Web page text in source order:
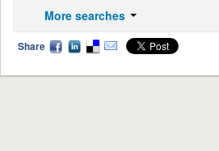
More searches
Share